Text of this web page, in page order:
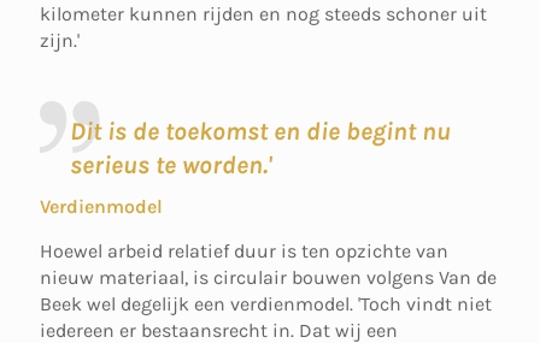
kilometer kunnen rijden en nog steeds schoner uit
zijn.'
Dit is de toekomst en die begint nu
serieus te worden.'
Verdienmodel
Hoewel arbeid relatief duur is ten opzichte van
nieuw materiaal, is circulair bouwen volgens Van de
Beek wel degelijk een verdienmodel. 'Toch vindt niet
iedereen er bestaansrecht in. Dat wij een